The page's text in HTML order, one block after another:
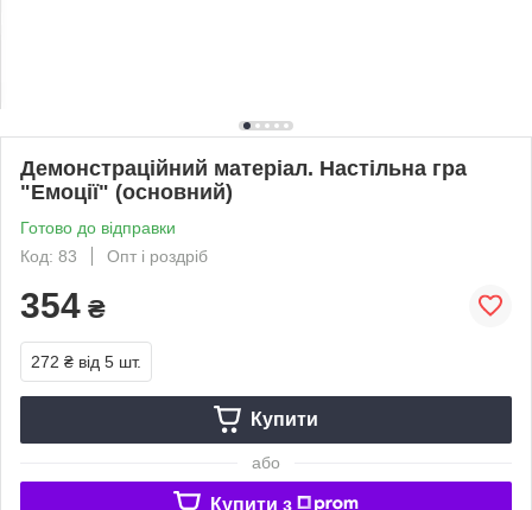
Демонстрацiйний матерiал. Настiльна гра
"Емоцiї" (основний)
Готово до відправки
Код: 83
Опт і роздріб
354 ₴
272 ₴ від 5 шт.
Купити
або
Купити з